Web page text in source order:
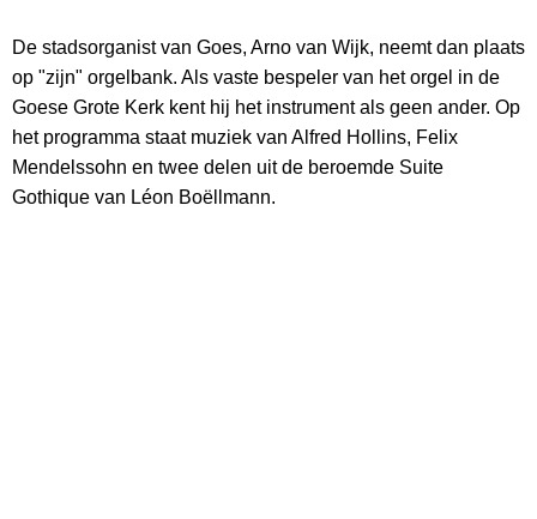
De stadsorganist van Goes, Arno van Wijk, neemt dan plaats
op "zijn" orgelbank. Als vaste bespeler van het orgel in de
Goese Grote Kerk kent hij het instrument als geen ander. Op
het programma staat muziek van Alfred Hollins, Felix
Mendelssohn en twee delen uit de beroemde Suite
Gothique van Léon Boëllmann.